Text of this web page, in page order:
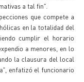
a tal fin".
que compete a
en la totalidad del
cumplir el horario
a menores, en lo
la clausura del local
enfatizó el funcionario